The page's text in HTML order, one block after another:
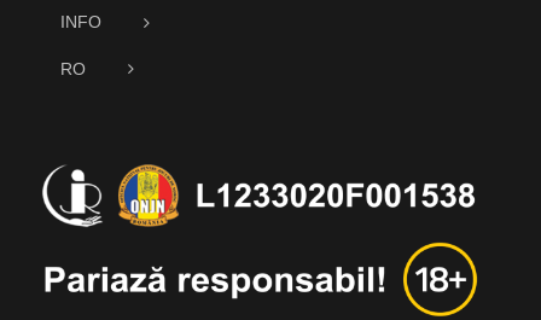
INFO
RO